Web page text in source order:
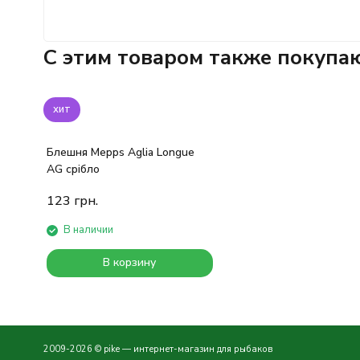
C этим товаром также
хит
Блешня Mepps Aglia Longue
AG срібло
123 грн.
В наличии
В корзину
2009-2026 © pike — интернет-магазин для рыбаков